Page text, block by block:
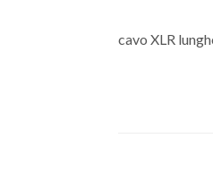
cavo XLR